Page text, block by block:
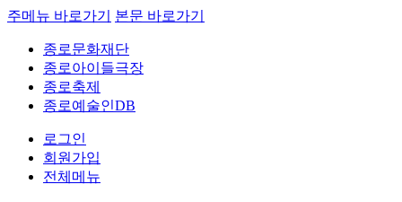
주메뉴 바로가기 본문 바로가기
종로문화재단
종로아이들극장
종로축제
종로예술인DB
로그인
회원가입
전체메뉴